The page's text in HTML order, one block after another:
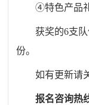
④特色产品
获奖的6支
份。
如有更新请
报名咨询热